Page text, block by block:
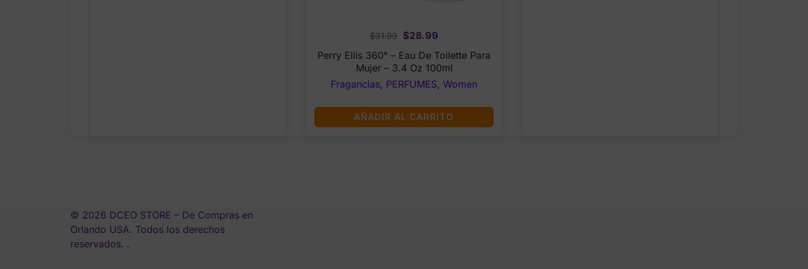
$31.99 Original
price
was:
$31.99.
$28.99
price
is:
$28.99.
Perry Ellis 360° – Eau De Toilette Para
Mujer – 3.4 Oz 100ml
Fragancias, PERFUMES, Women
AÑADIR AL CARRITO
© 2026 DCEO STORE – De Compras en
Orlando USA. Todos los derechos
reservados. .